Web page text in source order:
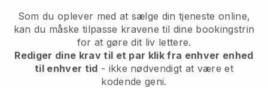
Som du oplever med at sælge din tjeneste online,
kan du måske tilpasse kravene til dine bookingstrin
for at gøre dit liv lettere.
Rediger dine krav til et par klik fra enhver enhed
til enhver tid - ikke nødvendigt at være et
kodende geni.